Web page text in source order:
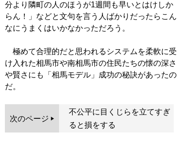
分より隣町の人のほうが1週間も早いとはけしか
らん！」などと文句を言う人ばかりだったらこん
なにうまくはいかなかっただろう。
極めて合理的だと思われるシステムを柔軟に受
け入れた相馬市や南相馬市の住民たちの懐の深さ
や賢さにも「相馬モデル」成功の秘訣があったの
だ。
次のページ
不公平に目くじらを立てすぎ
ると損をする